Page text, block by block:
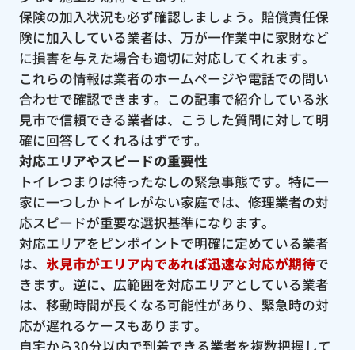
保険の加入状況も必ず確認しましょう。賠償責任保
険に加入している業者は、万が一作業中に家財など
に損害を与えた場合も適切に対応してくれます。
これらの情報は業者のホームページや電話での問い
合わせで確認できます。この記事で紹介している氷
見市で信頼できる業者は、こうした質問に対して明
確に回答してくれるはずです。
対応エリアやスピードの重要性
トイレつまりは待ったなしの緊急事態です。特に一
家に一つしかトイレがない家庭では、修理業者の対
応スピードが重要な選択基準になります。
対応エリアをピンポイントで明確に定めている業者
は、 氷見市がエリア内であれば迅速な対応が期待で
きます。逆に、広範囲を対応エリアとしている業者
は、移動時間が長くなる可能性があり、緊急時の対
応が遅れるケースもあります。
自宅から30分以内で到着できる業者を複数把握して